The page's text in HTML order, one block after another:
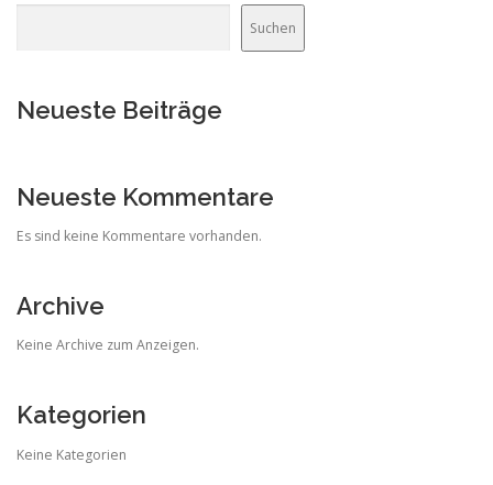
Suchen
Neueste Beiträge
Neueste Kommentare
Es sind keine Kommentare vorhanden.
Archive
Keine Archive zum Anzeigen.
Kategorien
Keine Kategorien